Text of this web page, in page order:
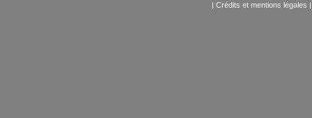
| Crédits et mentions légales